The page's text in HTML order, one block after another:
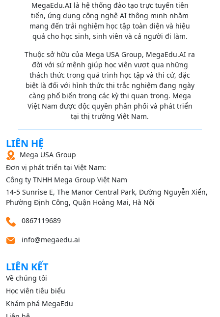
MegaEdu.AI là hệ thống đào tạo trực tuyến tiên
tiến, ứng dụng công nghệ AI thông minh nhằm
mang đến trải nghiệm học tập toàn diện và hiệu
quả cho học sinh, sinh viên và cả người đi làm.
Thuộc sở hữu của Mega USA Group, MegaEdu.AI ra
đời với sứ mệnh giúp học viên vượt qua những
thách thức trong quá trình học tập và thi cử, đặc
biệt là đối với hình thức thi trắc nghiệm đang ngày
càng phổ biến trong các kỳ thi quan trọng. Mega
Việt Nam được độc quyền phân phối và phát triển
tại thị trường Việt Nam.
LIÊN HỆ
Mega USA Group
Đơn vị phát triển tại Việt Nam:
Công ty TNHH Mega Group Việt Nam
14‑5 Sunrise E, The Manor Central Park, Đường Nguyễn Xiển,
Phường Định Công, Quận Hoàng Mai, Hà Nội
0867119689
info@megaedu.ai
LIÊN KẾT
Về chúng tôi
Học viên tiêu biểu
Khám phá MegaEdu